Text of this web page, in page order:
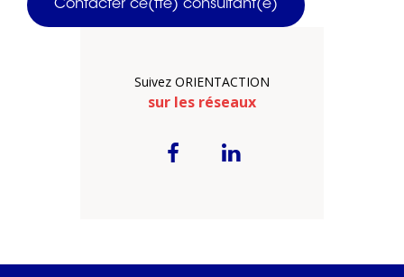
Contacter ce(tte) consultant(e)
Suivez ORIENTACTION
sur les réseaux